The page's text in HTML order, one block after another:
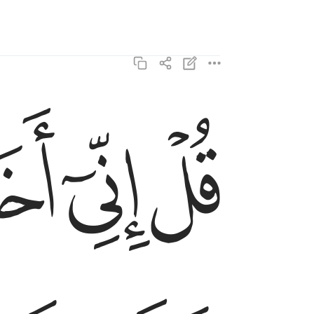
قل اني اخاف ان عصيت ربي عذاب يوم عظيم ١٣
قُلْ إِنِّىٓ أَخَافُ إِنْ عَصَيْتُ رَبِّى عَذَابَ يَوْمٍ عَظِيمٍۢ
ﱑﱒ